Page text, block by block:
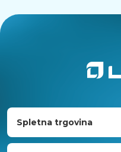
Spletna trgovina